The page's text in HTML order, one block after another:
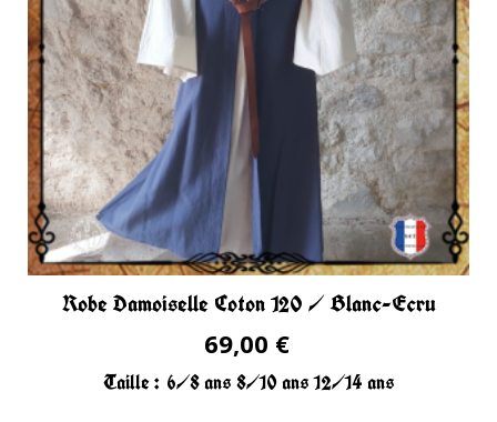
Robe Damoiselle Coton 120 / Blanc-Ecru
69,00 €
Taille : 6/8 ans 8/10 ans12/14 ans